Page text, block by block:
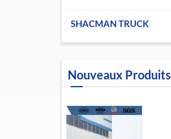
SHACMAN TRUCK
Nouveaux Produits